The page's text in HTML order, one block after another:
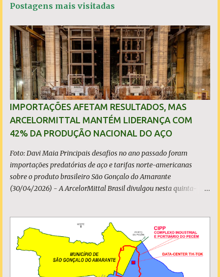
r
i
o
s
o
A
Postagens mais visitadas
IMPORTAÇÕES AFETAM RESULTADOS, MAS
ARCELORMITTAL MANTÉM LIDERANÇA COM
42% DA PRODUÇÃO NACIONAL DO AÇO
Foto: Davi Maia Principais desafios no ano passado foram
importações predatórias de aço e tarifas norte-americanas
sobre o produto brasileiro São Gonçalo do Amarante
(30/04/2026) - A ArcelorMittal Brasil divulgou nesta quinta-
predatórias, sobretudo da China, e as tarifas impostas pelo
Governo dos Estados Unidos afetaram os resultados financeiros
e operacionais da organização e de todo o setor do aço brasileiro.
Ainda assim, a empresa manteve-se como líder no Brasil, com
42% da produção nacional de aço bruto, os investimentos